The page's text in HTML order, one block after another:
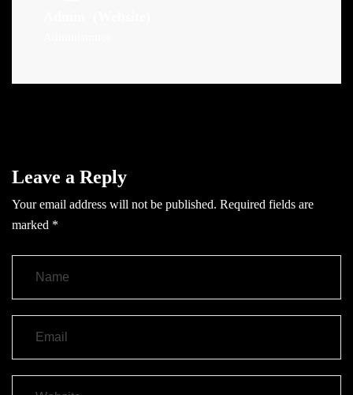
Leave a Reply
Your email address will not be published. Required fields are
marked *